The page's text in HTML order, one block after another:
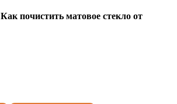
Как почистить матовое стекло от